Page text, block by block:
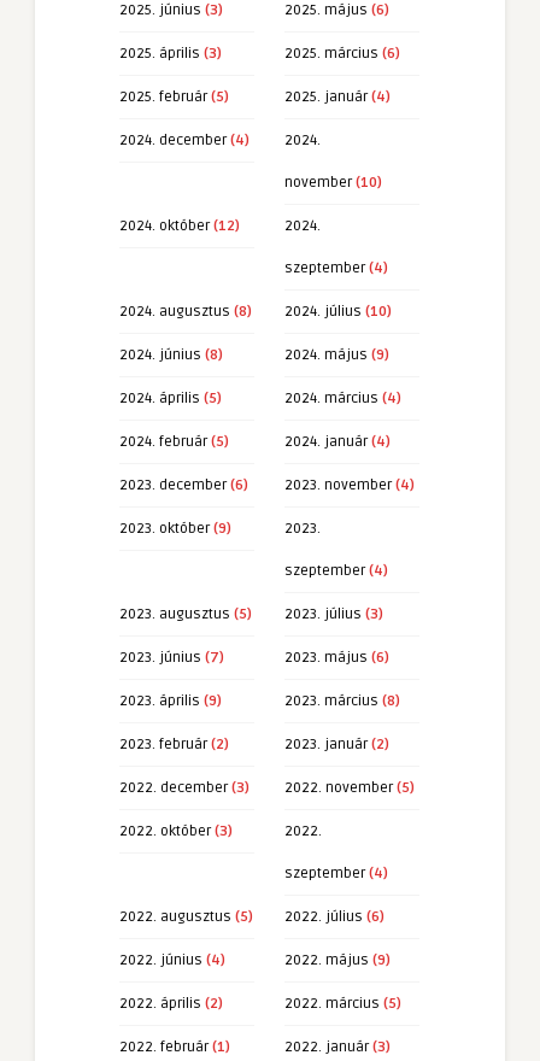
2025. június (3) 2025. május (6)
2025. április (3) 2025. március (6)
2025. február(5) 2025. január(4)
2024. december(4) 2024.
november(10)
2024. október(12) 2024.
szeptember(4)
2024. augusztus (8) 2024. július (10)
2024. június (8) 2024. május (9)
2024. április (5) 2024. március (4)
2024. február(5) 2024. január(4)
2023. december(6) 2023. november(4)
2023. október(9) 2023.
szeptember(4)
2023. augusztus (5) 2023. július (3)
2023. június (7) 2023. május (6)
2023. április (9) 2023. március (8)
2023. február(2) 2023. január(2)
2022. december(3) 2022. november(5)
2022. október(3) 2022.
szeptember(4)
2022. augusztus (5) 2022. július (6)
2022. június (4) 2022. május (9)
2022. április (2) 2022. március (5)
2022. február(1) 2022. január(3)